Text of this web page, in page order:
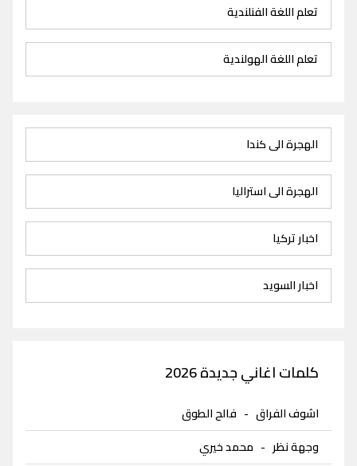
تعلم اللغة الفنلندية
تعلم اللغة الهولندية
الهجرة الى كندا
الهجرة الى استراليا
اخبار تركيا
اخبار السويد
كلمات اغاني جديدة 2026
اشوف الفراق - فالح الطوق
وجهة نظر - محمد خيري